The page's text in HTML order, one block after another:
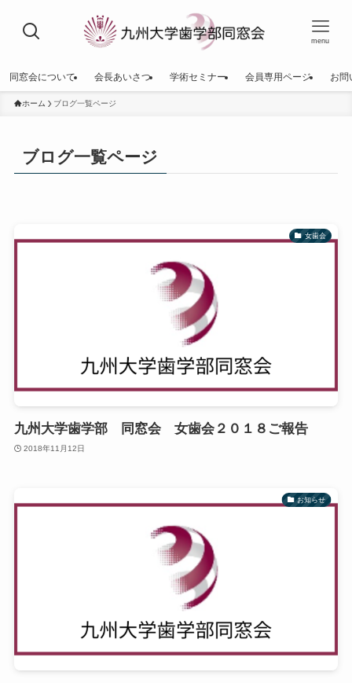
menu
同窓会について 会長あいさつ 学術セミナー 会員専用ページ お問
ホーム ブログ一覧ページ
ブログ一覧ページ
女歯会
九州大学歯学部 同窓会 女歯会２０１８ご報告
2018年11月12日
お知らせ